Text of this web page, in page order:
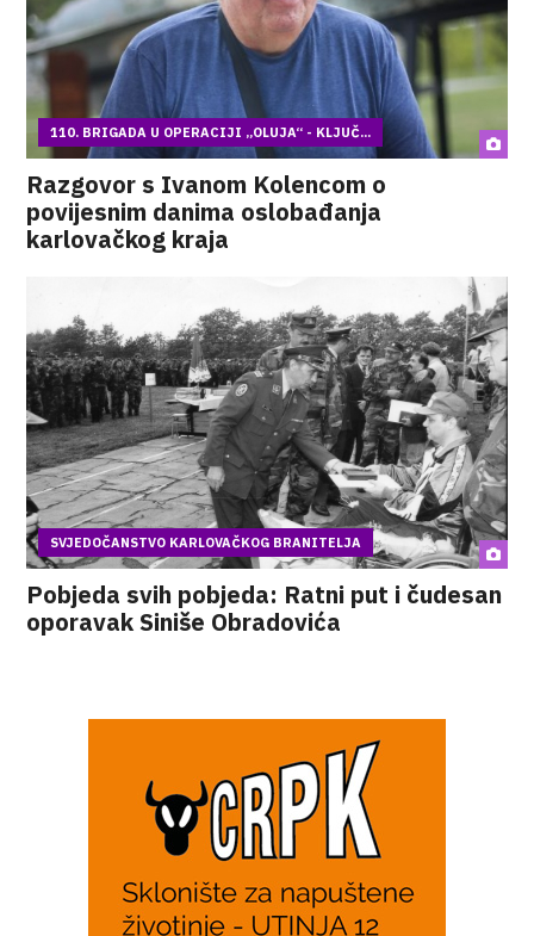
110. BRIGADA U OPERACIJI „OLUJA“ - KLJUČ...
Razgovor s Ivanom Kolencom o
povijesnim danima oslobađanja
karlovačkog kraja
SVJEDOČANSTVO KARLOVAČKOG BRANITELJA
Pobjeda svih pobjeda: Ratni put i čudesan
oporavak Siniše Obradovića